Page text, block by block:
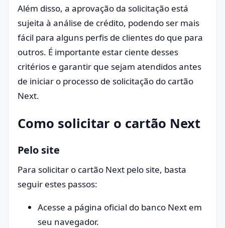
Além disso, a aprovação da solicitação está
sujeita à análise de crédito, podendo ser mais
fácil para alguns perfis de clientes do que para
outros. É importante estar ciente desses
critérios e garantir que sejam atendidos antes
de iniciar o processo de solicitação do cartão
Next.
Como solicitar o cartão Next
Pelo site
Para solicitar o cartão Next pelo site, basta
seguir estes passos:
Acesse a página oficial do banco Next em
seu navegador.